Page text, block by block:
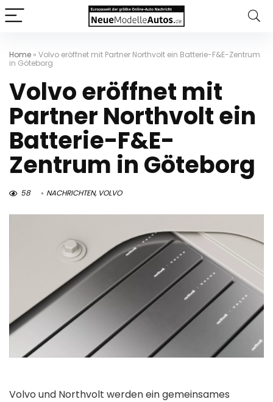
Home » Volvo eröffnet mit Partner Northvolt ein Batterie-F&E-Zentrum
in Göteborg
Volvo eröffnet mit
Partner Northvolt ein
Batterie-F&E-
Zentrum in Göteborg
58 NACHRICHTEN, VOLVO
Volvo und Northvolt werden ein gemeinsames